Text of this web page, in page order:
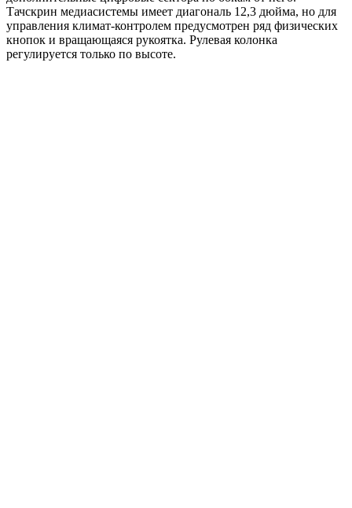
Тачскрин медиасистемы имеет диагональ 12,3 дюйма, но для
управления климат-контролем предусмотрен ряд физических
кнопок и вращающаяся рукоятка. Рулевая колонка
регулируется только по высоте.